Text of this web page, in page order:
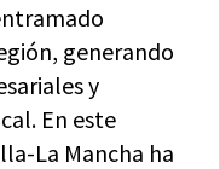
generando
y
En este
La Mancha ha